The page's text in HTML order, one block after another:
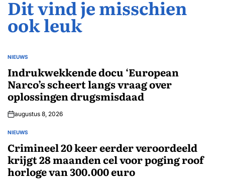
Dit vind je misschien
ook leuk
GEPLAATST
NIEUWS
Indrukwekkende docu ‘European
Narco’s scheert langs vraag over
oplossingen drugsmisdaad
augustus 8, 2026
GEPLAATST
NIEUWS
Crimineel 20 keer eerder veroordeeld
krijgt 28 maanden cel voor poging roof
horloge van 300.000 euro